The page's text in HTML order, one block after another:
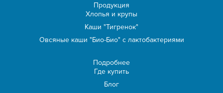
Продукция
Хлопья и крупы
Каши "Тигренок"
Овсяные каши "Био-Био" с лактобактериями
Подробнее
Где купить
Блог